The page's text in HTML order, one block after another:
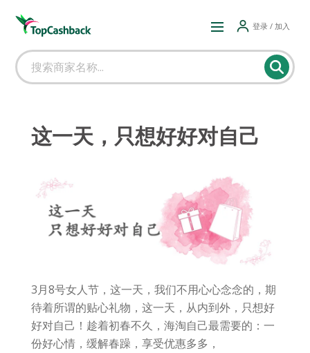
登录 / 加入
这一天，只想好好对自己
3月8号女人节，这一天，我们不用心心念念的，期
待着所谓的贴心礼物，这一天，从内到外，只想好
好对自己！趁着初春不久，海淘自己最需要的：一
份好心情，缓解春躁，享受优惠多多，